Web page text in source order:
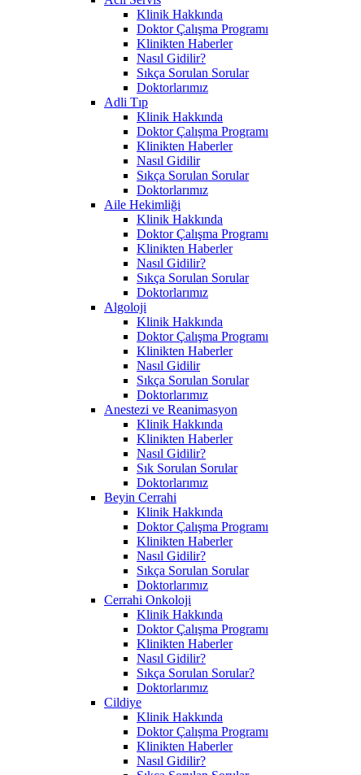
Klinik Hakkında
Doktor Çalışma Programı
Klinikten Haberler
Nasıl Gidilir?
Sıkça Sorulan Sorular
Doktorlarımız
Adli Tıp
Klinik Hakkında
Doktor Çalışma Programı
Klinikten Haberler
Nasıl Gidilir
Sıkça Sorulan Sorular
Doktorlarımız
Aile Hekimliği
Klinik Hakkında
Doktor Çalışma Programı
Klinikten Haberler
Nasıl Gidilir?
Sıkça Sorulan Sorular
Doktorlarımız
Algoloji
Klinik Hakkında
Doktor Çalışma Programı
Klinikten Haberler
Nasıl Gidilir
Sıkça Sorulan Sorular
Doktorlarımız
Anestezi ve Reanimasyon
Klinik Hakkında
Klinikten Haberler
Nasıl Gidilir?
Sık Sorulan Sorular
Doktorlarımız
Beyin Cerrahi
Klinik Hakkında
Doktor Çalışma Programı
Klinikten Haberler
Nasıl Gidilir?
Sıkça Sorulan Sorular
Doktorlarımız
Cerrahi Onkoloji
Klinik Hakkında
Doktor Çalışma Programı
Klinikten Haberler
Nasıl Gidilir?
Sıkça Sorulan Sorular?
Doktorlarımız
Cildiye
Klinik Hakkında
Doktor Çalışma Programı
Klinikten Haberler
Nasıl Gidilir?